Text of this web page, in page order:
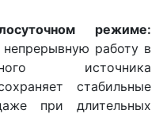
режиме:
непрерывную работу в
источника
стабильные
при длительных